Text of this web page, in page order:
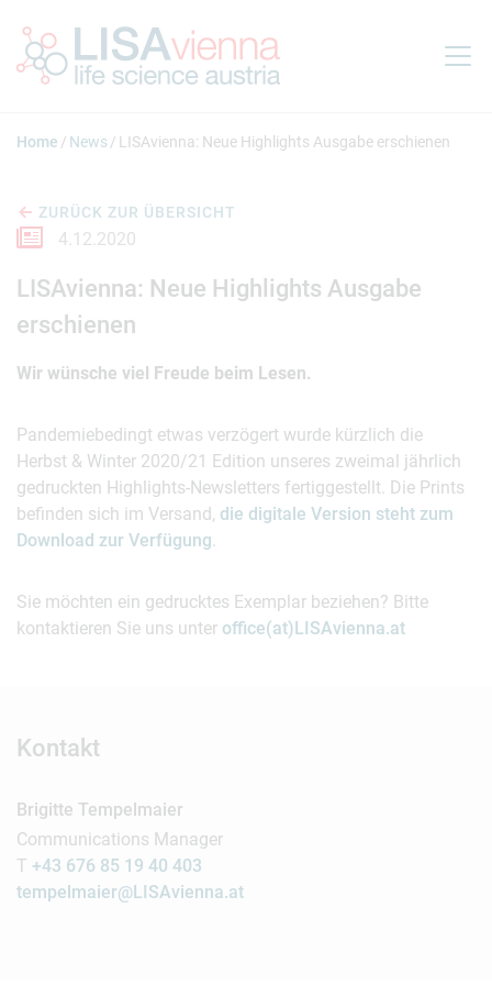
Home News LISAvienna: Neue Highlights Ausgabe erschienen
ZURÜCK ZUR ÜBERSICHT
4.12.2020
LISAvienna: Neue Highlights Ausgabe
erschienen
Wir wünsche viel Freude beim Lesen.
Pandemiebedingt etwas verzögert wurde kürzlich die
Herbst & Winter 2020/21 Edition unseres zweimal jährlich
gedruckten Highlights-Newsletters fertiggestellt. Die Prints
befinden sich im Versand, die digitale Version steht zum
Download zur Verfügung.
Sie möchten ein gedrucktes Exemplar beziehen? Bitte
kontaktieren Sie uns unter office(at)LISAvienna.at
Kontakt
Brigitte Tempelmaier
Communications Manager
T +43 676 85 19 40 403
tempelmaier@LISAvienna.at